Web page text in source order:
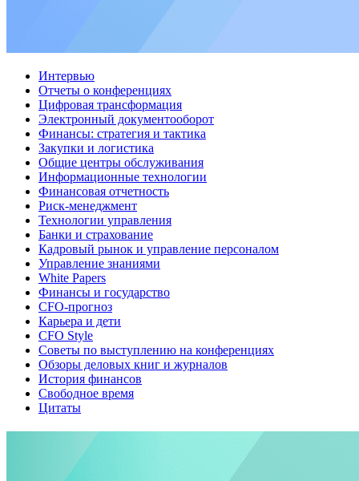
Интервью
Отчеты о конференциях
Цифровая трансформация
Электронный документооборот
Финансы: стратегия и тактика
Закупки и логистика
Общие центры обслуживания
Информационные технологии
Финансовая отчетность
Риск-менеджмент
Технологии управления
Банки и страхование
Кадровый рынок и управление персоналом
Управление знаниями
White Papers
Финансы и государство
CFO-прогноз
Карьера и дети
CFO Style
Советы по выступлению на конференциях
Обзоры деловых книг и журналов
История финансов
Свободное время
Цитаты